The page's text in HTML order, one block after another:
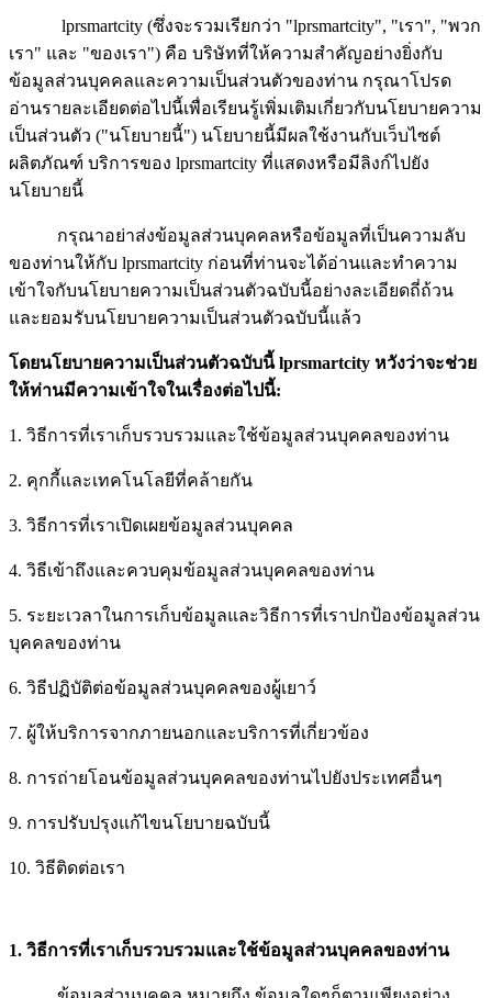
lprsmartcity (ซึ่งจะรวมเรียกว่า "lprsmartcity", "เรา", "พวก
เรา" และ "ของเรา") คือ บริษัทที่ให้ความสำคัญอย่างยิ่งกับ
ข้อมูลส่วนบุคคลและความเป็นส่วนตัวของท่าน กรุณาโปรด
อ่านรายละเอียดต่อไปนี้เพื่อเรียนรู้เพิ่มเติมเกี่ยวกับนโยบายความ
เป็นส่วนตัว ("นโยบายนี้") นโยบายนี้มีผลใช้งานกับเว็บไซต์
ผลิตภัณฑ์ บริการของ lprsmartcity ที่แสดงหรือมีลิงก์ไปยัง
นโยบายนี้
กรุณาอย่าส่งข้อมูลส่วนบุคคลหรือข้อมูลที่เป็นความลับ
ของท่านให้กับ lprsmartcity ก่อนที่ท่านจะได้อ่านและทำความ
เข้าใจกับนโยบายความเป็นส่วนตัวฉบับนี้อย่างละเอียดถี่ถ้วน
และยอมรับนโยบายความเป็นส่วนตัวฉบับนี้แล้ว
โดยนโยบายความเป็นส่วนตัวฉบับนี้lprsmartcity หวังว่าจะช่วย
ให้ท่านมีความเข้าใจในเรื่องต่อไปนี้:
1. วิธีการที่เราเก็บรวบรวมและใช้ข้อมูลส่วนบุคคลของท่าน
2. คุกกี้และเทคโนโลยีที่คล้ายกัน
3. วิธีการที่เราเปิดเผยข้อมูลส่วนบุคคล
4. วิธีเข้าถึงและควบคุมข้อมูลส่วนบุคคลของท่าน
5. ระยะเวลาในการเก็บข้อมูลและวิธีการที่เราปกป้องข้อมูลส่วน
บุคคลของท่าน
6. วิธีปฏิบัติต่อข้อมูลส่วนบุคคลของผู้เยาว์
7. ผู้ให้บริการจากภายนอกและบริการที่เกี่ยวข้อง
8. การถ่ายโอนข้อมูลส่วนบุคคลของท่านไปยังประเทศอื่นๆ
9. การปรับปรุงแก้ไขนโยบายฉบับนี้
10. วิธีติดต่อเรา
1. วิธีการที่เราเก็บรวบรวมและใช้ข้อมูลส่วนบุคคลของท่าน